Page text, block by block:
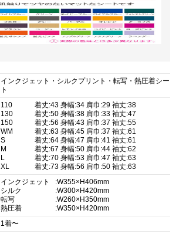
インクジェット・シルクプリント・転写・熱圧着シー
ト
110
着丈:43 身幅:34 肩巾:29 袖丈:38
130
着丈:50 身幅:38 肩巾:33 袖丈:47
150
着丈:56 身幅:43 肩巾:37 袖丈:55
WM
着丈:63 身幅:45 肩巾:37 袖丈:61
S
着丈:64 身幅:47 肩巾:41 袖丈:61
M
着丈:67 身幅:50 肩巾:44 袖丈:62
着丈:70 身幅:53 肩巾:47 袖丈:63
XL
着丈:73 身幅:56 肩巾:50 袖丈:63
インクジェット
:W355×H406mm
シルク
:W300×H420mm
転写
:W260×H350mm
熱圧着
:W350×H420mm
1着〜